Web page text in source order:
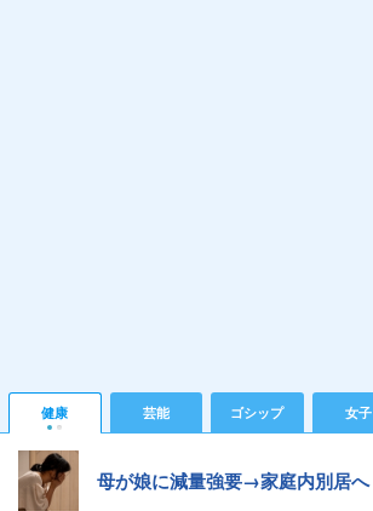
健康 芸能 ゴシップ 女子
母が娘に減量強要→家庭内別居へ